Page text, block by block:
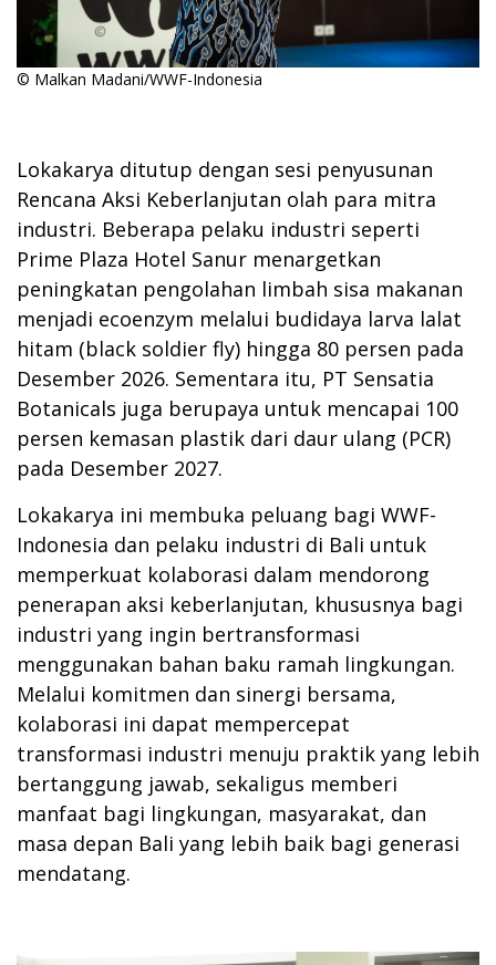
© Malkan Madani/WWF-Indonesia
Lokakarya ditutup dengan sesi penyusunan
Rencana Aksi Keberlanjutan olah para mitra
industri. Beberapa pelaku industri seperti
Prime Plaza Hotel Sanur menargetkan
peningkatan pengolahan limbah sisa makanan
menjadi ecoenzym melalui budidaya larva lalat
hitam (black soldier fly) hingga 80 persen pada
Desember 2026. Sementara itu, PT Sensatia
Botanicals juga berupaya untuk mencapai 100
persen kemasan plastik dari daur ulang (PCR)
pada Desember 2027.
Lokakarya ini membuka peluang bagi WWF-
Indonesia dan pelaku industri di Bali untuk
memperkuat kolaborasi dalam mendorong
penerapan aksi keberlanjutan, khususnya bagi
industri yang ingin bertransformasi
menggunakan bahan baku ramah lingkungan.
Melalui komitmen dan sinergi bersama,
kolaborasi ini dapat mempercepat
transformasi industri menuju praktik yang lebih
bertanggung jawab, sekaligus memberi
manfaat bagi lingkungan, masyarakat, dan
masa depan Bali yang lebih baik bagi generasi
mendatang.